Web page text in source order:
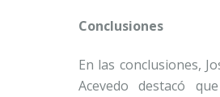
Conclusiones
En las conclusiones,
Acevedo destacó